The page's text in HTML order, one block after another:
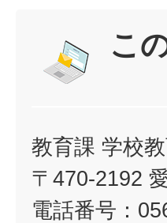
こ
教育課 学校
〒470-2192
電話番号：